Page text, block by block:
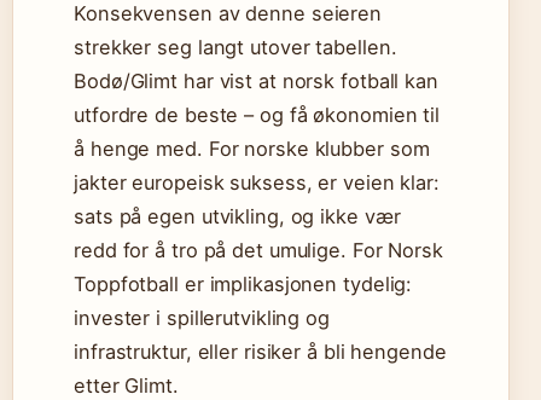
Konsekvensen av denne seieren
strekker seg langt utover tabellen.
Bodø/Glimt har vist at norsk fotball kan
utfordre de beste – og få økonomien til
å henge med. For norske klubber som
jakter europeisk suksess, er veien klar:
sats på egen utvikling, og ikke vær
redd for å tro på det umulige. For Norsk
Toppfotball er implikasjonen tydelig:
invester i spillerutvikling og
infrastruktur, eller risiker å bli hengende
etter Glimt.